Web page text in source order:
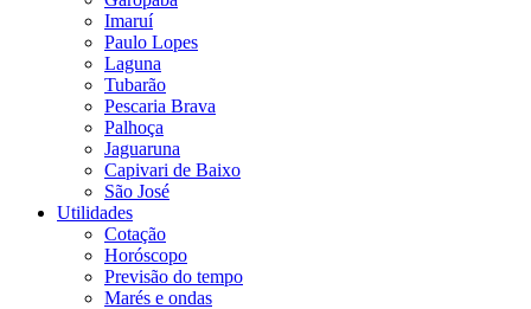
Imaruí
Paulo Lopes
Laguna
Tubarão
Pescaria Brava
Palhoça
Jaguaruna
Capivari de Baixo
São José
Utilidades
Cotação
Horóscopo
Previsão do tempo
Marés e ondas